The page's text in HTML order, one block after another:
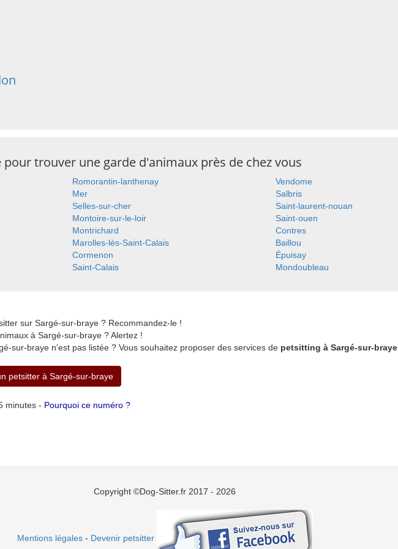
trouver une garde d'animaux près de chez vous
Romorantin-lanthenay
Vendome
Mer
Salbris
Selles-sur-cher
Saint-laurent-nouan
Montoire-sur-le-loir
Saint-ouen
Montrichard
Contres
Marolles-lès-Saint-Calais
Baillou
Cormenon
Épuisay
Saint-Calais
Mondoubleau
sur Sargé-sur-braye ? Recommandez-le !
à Sargé-sur-braye ? Alertez !
sur-braye n'est pas listée ? Vous souhaitez proposer des services de petsitting à Sargé-sur-braye
petsitter à Sargé-sur-braye
minutes - Pourquoi ce numéro ?
Copyright ©Dog-Sitter.fr 2017 - 2026
Mentions légales- Devenir petsitter